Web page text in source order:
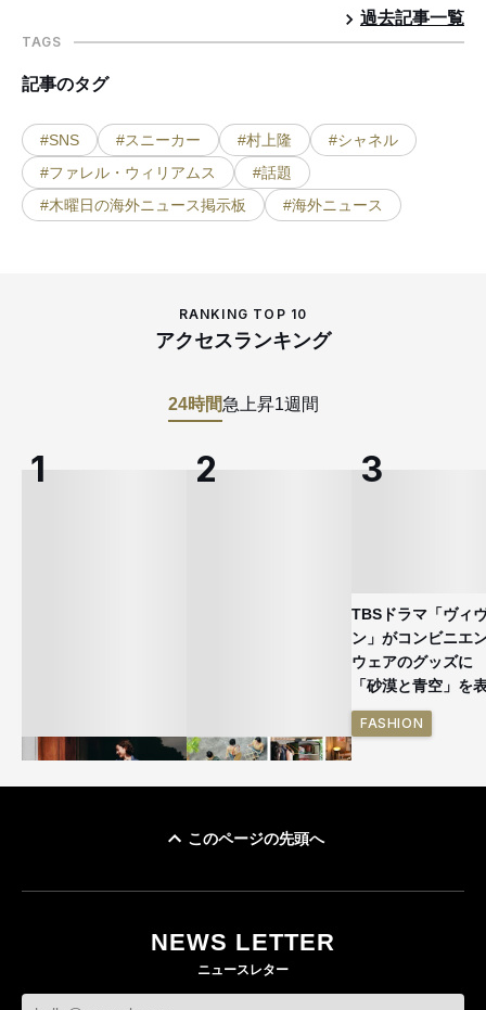
過去記事一覧
TAGS
記事のタグ
#SNS #スニーカー #村上隆
#シャネル
#ファレル・ウィリアムス
#話題
#木曜日の海外ニュース掲示板
#海外ニュース
RANKING TOP 10
アクセスランキング
24時間急上昇1週間
ケットなど7型を発売
FASHION
をラインナップ
LIFESTYLE
TBSドラマ「ヴィ
ン」がコンビニエ
ウェアのグッズ
「砂漠と青空」を
FASHION
このページの先頭へ
NEWS LETTER
ニュースレター